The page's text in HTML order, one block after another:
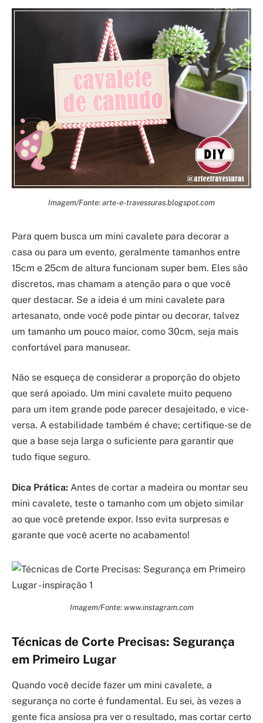
Imagem/Fonte: arte-e-travessuras.blogspot.com
Para quem busca um mini cavalete para decorar a
casa ou para um evento, geralmente tamanhos entre
15cm e 25cm de altura funcionam super bem. Eles são
discretos, mas chamam a atenção para o que você
quer destacar. Se a ideia é um mini cavalete para
artesanato, onde você pode pintar ou decorar, talvez
um tamanho um pouco maior, como 30cm, seja mais
confortável para manusear.
Não se esqueça de considerar a proporção do objeto
que será apoiado. Um mini cavalete muito pequeno
para um item grande pode parecer desajeitado, e vice-
versa. A estabilidade também é chave; certifique-se de
que a base seja larga o suficiente para garantir que
tudo fique seguro.
Dica Prática: Antes de cortar a madeira ou montar seu
mini cavalete, teste o tamanho com um objeto similar
ao que você pretende expor. Isso evita surpresas e
garante que você acerte no acabamento!
Imagem/Fonte: www.instagram.com
Técnicas de Corte Precisas: Segurança
em Primeiro Lugar
Quando você decide fazer um mini cavalete, a
segurança no corte é fundamental. Eu sei, às vezes a
gente fica ansiosa pra ver o resultado, mas cortar certo